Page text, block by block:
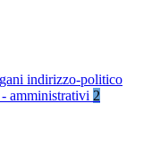
indirizzo-politico
amministrativi 2